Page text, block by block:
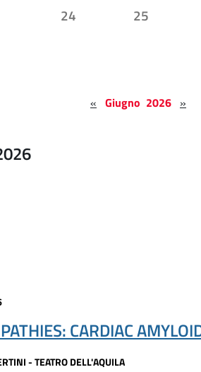
24 25
« Giugno 2026 »
CARDIAC
- TEATRO DELL'AQUILA